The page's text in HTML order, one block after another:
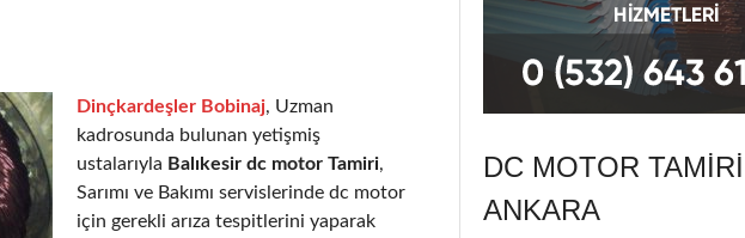
Dinçkardeşler Bobinaj, Uzman
kadrosunda bulunan yetişmiş
ustalarıyla Balıkesir dc motor Tamiri,
Sarımı ve Bakımı servislerinde dc motor
için gerekli arıza tespitlerini yaparak
DC MOTOR TAMIRI
ANKARA